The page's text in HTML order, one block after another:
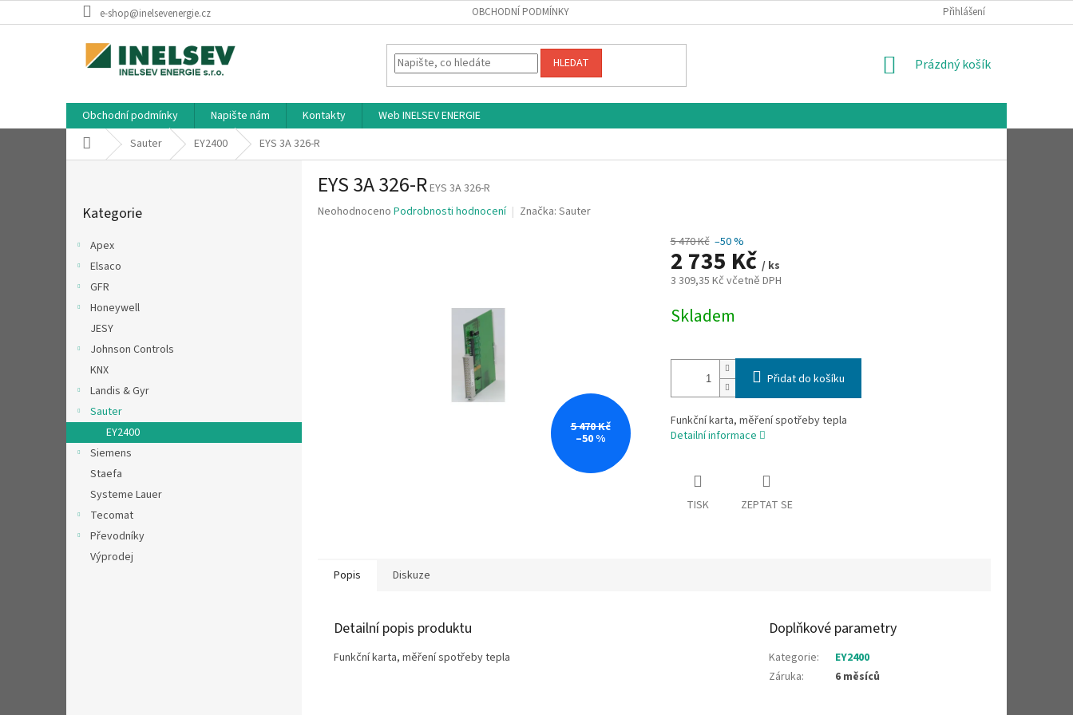
na
e-shop@inelsevenergie.cz OBCHODNÍ PODMÍNKY Přihlášení
HLEDAT
NÁKUPNÍ
Prázdný košík
Obchodní podmínky Napište nám Kontakty
Web INELSEV ENERGIE
Domů Sauter EY2400 EYS 3A 326-R
kategorie
Kategorie
Apex
Elsaco
GFR
Honeywell
JESY
Johnson Controls
KNX
Landis & Gyr
Sauter
EY2400
Siemens
Staefa
Systeme Lauer
Tecomat
Převodníky
Výprodej
EYS 3A 326-REYS 3A 326-R
Průměrné
Neohodnoceno Podrobnosti hodnocení Značka: Sauter
5 470 Kč
–50 %
5 470 Kč –50 %
2 735 Kč / ks
3 309,35 Kč včetně DPH
cena:
Skladem
Přidat do košíku
Funkční karta, měření spotřeby tepla
Detailní informace
TISK ZEPTAT SE
Popis Diskuze
Detailní popis produktu
Funkční karta, měření spotřeby tepla
Doplňkové parametry
Kategorie:
EY2400
Záruka: 6 měsíců